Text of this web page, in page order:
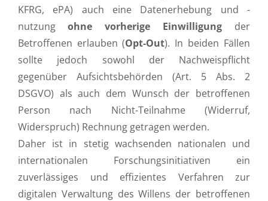
KFRG, ePA) auch eine Datenerhebung und -
nutzung ohne vorherige Einwilligung der
Betroffenen erlauben (Opt-Out). In beiden Fällen
sollte jedoch sowohl der Nachweispflicht
gegenüber Aufsichtsbehörden (Art. 5 Abs. 2
DSGVO) als auch dem Wunsch der betroffenen
Person nach Nicht-Teilnahme (Widerruf,
Widerspruch) Rechnung getragen werden.
Daher ist in stetig wachsenden nationalen und
internationalen Forschungs­initiativen ein
zuverlässiges und effizientes Verfahren zur
digitalen Verwaltung des Willens der betroffenen